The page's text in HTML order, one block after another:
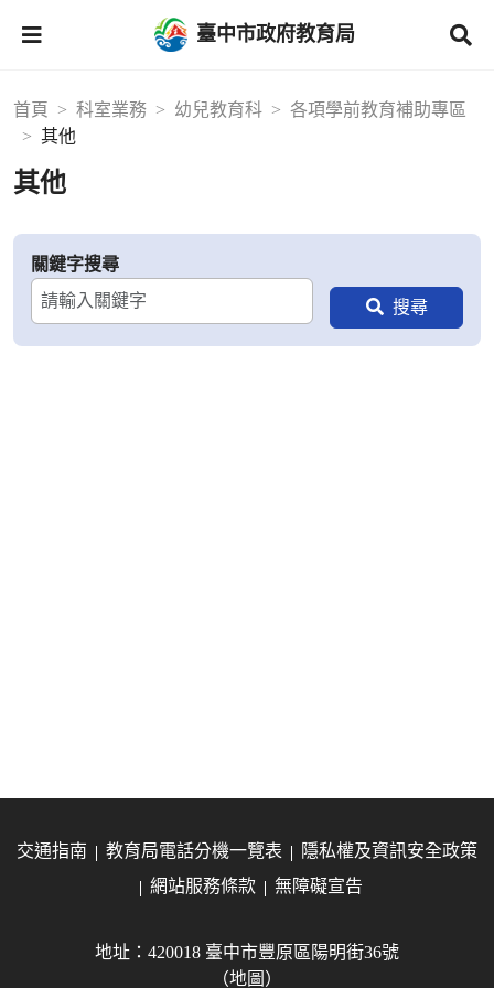
臺中市政府教育局
首頁 科室業務 幼兒教育科
各項學前教育補助專區
其他
其他
關鍵字搜尋
交通指南 教育局電話分機一覽表
隱私權及資訊安全政策
網站服務條款
無障礙宣告
地址：420018 臺中市豐原區陽明街36號
（地圖）